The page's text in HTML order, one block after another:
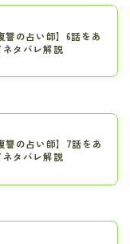
讐の占い師】6話をあ
ネタバレ解説
讐の占い師】7話をあ
ネタバレ解説